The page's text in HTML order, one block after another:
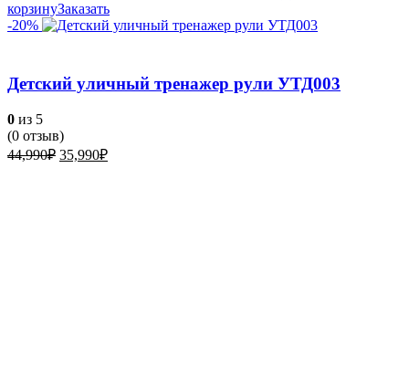
корзинуЗаказать
-20%
Детский уличный тренажер рули УТД003
0 из 5
(0 отзыв)
44,990₽ Первоначальная
35,990₽Текущая